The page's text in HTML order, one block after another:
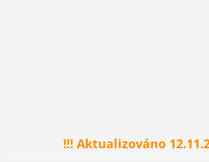
!!! Aktualizováno